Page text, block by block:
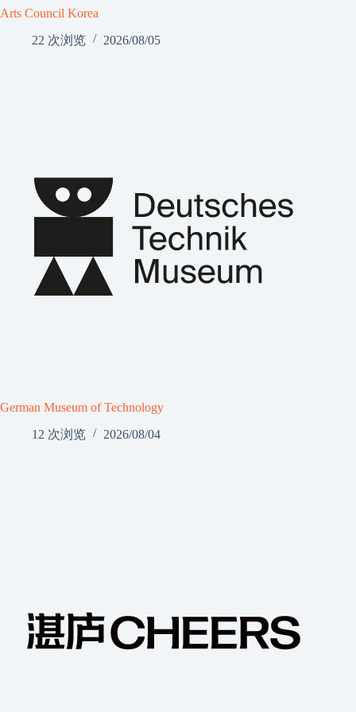
Arts Council Korea
22 次浏览
2026/08/05
German Museum of Technology
12 次浏览
2026/08/04